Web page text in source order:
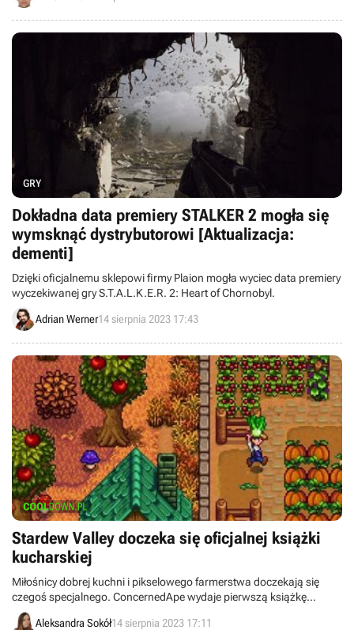
GRY
Dokładna data premiery STALKER 2 mogła się
wymsknąć dystrybutorowi [Aktualizacja:
dementi]
Dzięki oficjalnemu sklepowi firmy Plaion mogła wyciec data premiery
wyczekiwanej gry S.T.A.L.K.E.R. 2: Heart of Chornobyl.
Adrian Werner14 sierpnia 2023 17:43
Stardew Valley doczeka się oficjalnej książki
kucharskiej
Miłośnicy dobrej kuchni i pikselowego farmerstwa doczekają się
czegoś specjalnego. ConcernedApe wydaje pierwszą książkę
kucharską z uniwersum Stardew Valley.
Aleksandra Sokół14 sierpnia 2023 17:11